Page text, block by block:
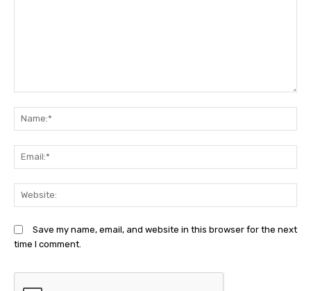
Save my name, email, and website in this browser for the next
time I comment.